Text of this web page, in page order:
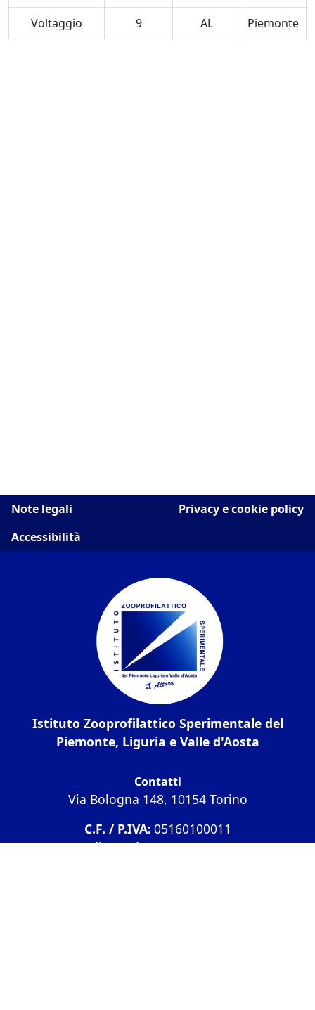
Voltaggio 9 AL Piemonte
Note legali
Privacy e cookie policy
Accessibilità
Istituto Zooprofilattico Sperimentale del
Piemonte, Liguria e Valle d'Aosta
Contatti
Via Bologna 148, 10154 Torino
C.F. / P.IVA: 05160100011
Codice univocoIPA UF6CXU